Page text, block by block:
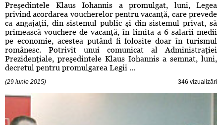
Preşedintele Klaus Iohannis a promulgat, luni, Legea
privind acordarea voucherelor pentru vacanţă, care prevede
ca angajaţii, din sistemul public şi din sistemul privat, să
primească vouchere de vacanţă, în limita a 6 salarii medii
pe economie, acestea putând fi folosite doar în turismul
românesc. Potrivit unui comunicat al Administraţiei
Prezidenţiale, preşedintele Klaus Iohannis a semnat, luni,
decretul pentru promulgarea Legii ...
(29 iunie 2015) 346 vizualizări